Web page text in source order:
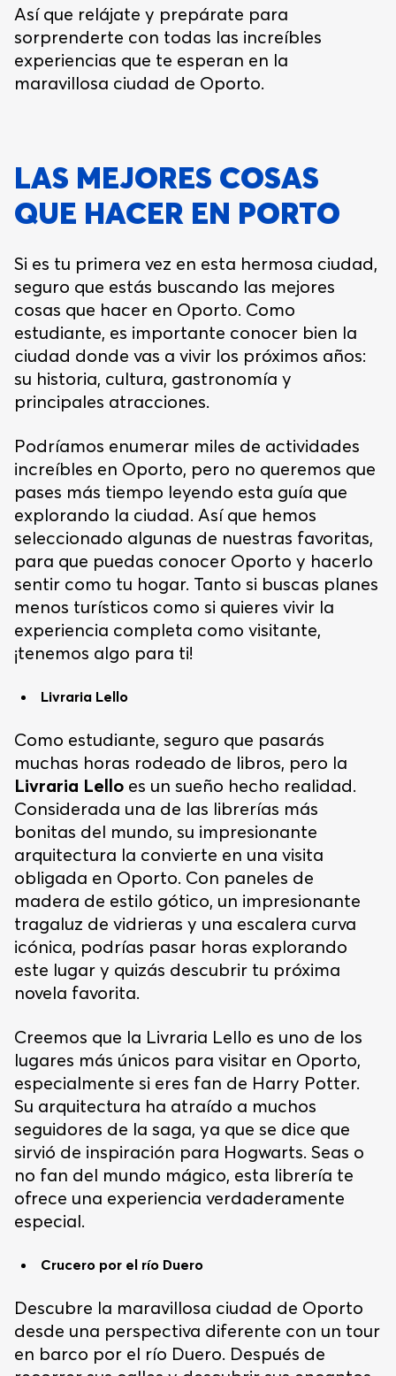
Así que relájate y prepárate para
sorprenderte con todas las increíbles
experiencias que te esperan en la
maravillosa ciudad de Oporto.
LAS MEJORES COSAS
QUE HACER EN PORTO
Si es tu primera vez en esta hermosa ciudad,
seguro que estás buscando las mejores
cosas que hacer en Oporto. Como
estudiante, es importante conocer bien la
ciudad donde vas a vivir los próximos años:
su historia, cultura, gastronomía y
principales atracciones.
Podríamos enumerar miles de actividades
increíbles en Oporto, pero no queremos que
pases más tiempo leyendo esta guía que
explorando la ciudad. Así que hemos
seleccionado algunas de nuestras favoritas,
para que puedas conocer Oporto y hacerlo
sentir como tu hogar. Tanto si buscas planes
menos turísticos como si quieres vivir la
experiencia completa como visitante,
¡tenemos algo para ti!
Livraria Lello
Como estudiante, seguro que pasarás
muchas horas rodeado de libros, pero la
Livraria Lello es un sueño hecho realidad.
Considerada una de las librerías más
bonitas del mundo, su impresionante
arquitectura la convierte en una visita
obligada en Oporto. Con paneles de
madera de estilo gótico, un impresionante
tragaluz de vidrieras y una escalera curva
icónica, podrías pasar horas explorando
este lugar y quizás descubrir tu próxima
novela favorita.
Creemos que la Livraria Lello es uno de los
lugares más únicos para visitar en Oporto,
especialmente si eres fan de Harry Potter.
Su arquitectura ha atraído a muchos
seguidores de la saga, ya que se dice que
sirvió de inspiración para Hogwarts. Seas o
no fan del mundo mágico, esta librería te
ofrece una experiencia verdaderamente
especial.
Crucero por el río Duero
Descubre la maravillosa ciudad de Oporto
desde una perspectiva diferente con un tour
en barco por el río Duero. Después de